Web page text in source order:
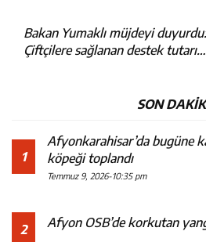
Bakan Yumaklı müjdeyi duyurdu:
Çiftçilere sağlanan destek tutarı
SON
1
Afyonkarahisar’da bugüne
köpeği toplandı
Temmuz 9, 2026-10:35 pm
2 Afyon OSB’de korkutan